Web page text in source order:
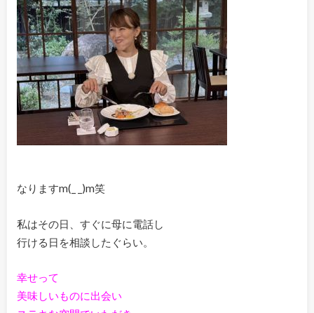
なりますm(_ _)m笑
私はその日、すぐに母に電話し
行ける日を相談したぐらい。
幸せって
美味しいものに出会い